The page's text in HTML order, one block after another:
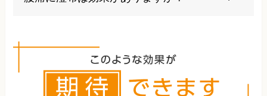
急性腰痛には効果がありますが、その他が原因の
慢性腰痛には効果が感じられないことが多いで
す。